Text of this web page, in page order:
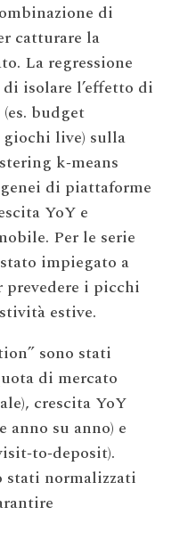
di
catturare la
La regressione
isolare l’effetto di
budget
live) sulla
k‑means
di piattaforme
YoY e
Per le serie
impiegato a
i picchi
estive.
sono stati
di mercato
crescita YoY
anno su anno) e
stati normalizzati